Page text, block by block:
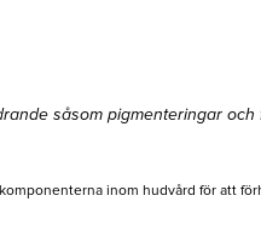
såsom pigmenteringar och
inom hudvård för att